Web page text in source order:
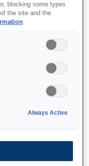
blocking some types
the site and the
Always Active